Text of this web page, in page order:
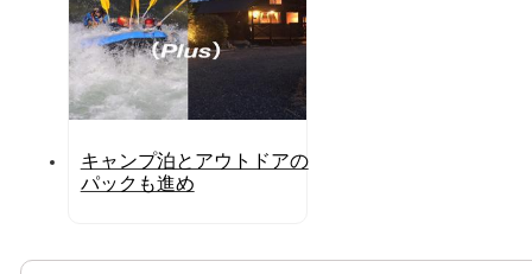
キャンプ泊とアウトドアの
パックも進め